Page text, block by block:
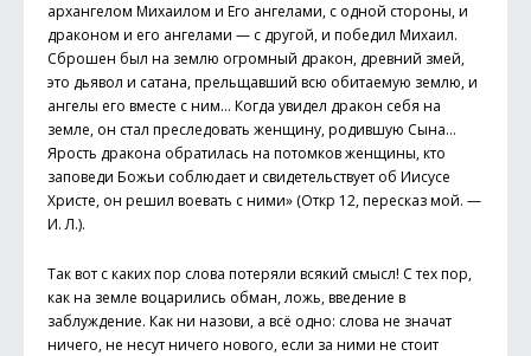
архангелом Михаилом и Его ангелами, с одной стороны, и
драконом и его ангелами — с другой, и победил Михаил.
Сброшен был на землю огромный дракон, древний змей,
это дьявол и сатана, прельщавший всю обитаемую землю, и
ангелы его вместе с ним… Когда увидел дракон себя на
земле, он стал преследовать женщину, родившую Сына…
Ярость дракона обратилась на потомков женщины, кто
заповеди Божьи соблюдает и свидетельствует об Иисусе
Христе, он решил воевать с ними» (Откр 12, пересказ мой. —
И. Л.).
Так вот с каких пор слова потеряли всякий смысл! С тех пор,
как на земле воцарились обман, ложь, введение в
заблуждение. Как ни назови, а всё одно: слова не значат
ничего, не несут ничего нового, если за ними не стоит